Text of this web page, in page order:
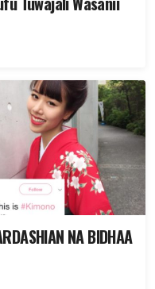
NA BIDHAA